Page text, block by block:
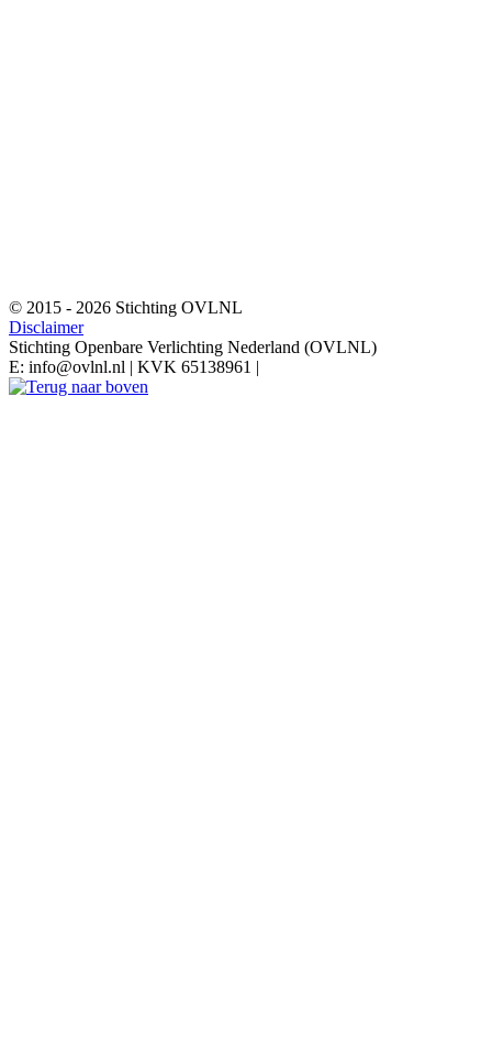
© 2015 - 2026 Stichting OVLNL
Disclaimer
Stichting Openbare Verlichting Nederland (OVLNL)
E: info@ovlnl.nl | KVK 65138961 |